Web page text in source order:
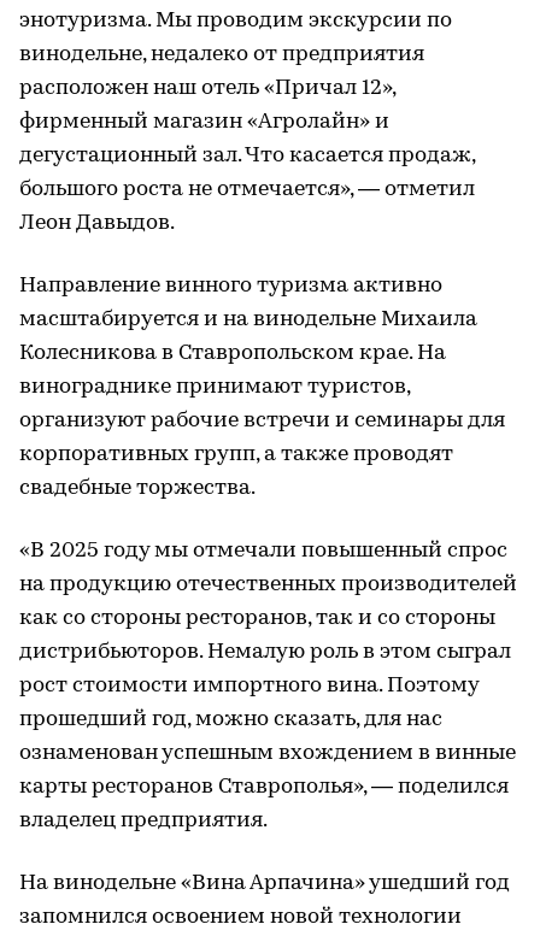
энотуризма. Мы проводим экскурсии по
винодельне, недалеко от предприятия
расположен наш отель «Причал 12»,
фирменный магазин «Агролайн» и
дегустационный зал. Что касается продаж,
большого роста не отмечается», — отметил
Леон Давыдов.
Направление винного туризма активно
масштабируется и на винодельне Михаила
Колесникова в Ставропольском крае. На
винограднике принимают туристов,
организуют рабочие встречи и семинары для
корпоративных групп, а также проводят
свадебные торжества.
«В 2025 году мы отмечали повышенный спрос
на продукцию отечественных производителей
как со стороны ресторанов, так и со стороны
дистрибьюторов. Немалую роль в этом сыграл
рост стоимости импортного вина. Поэтому
прошедший год, можно сказать, для нас
ознаменован успешным вхождением в винные
карты ресторанов Ставрополья», — поделился
владелец предприятия.
На винодельне «Вина Арпачина» ушедший год
запомнился освоением новой технологии